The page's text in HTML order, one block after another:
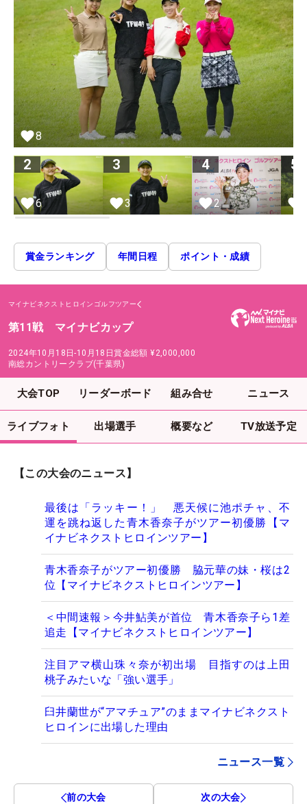
8
2
6
3
3
4
2
5
賞金ランキング 年間日程 ポイント・成績
マイナビネクストヒロインゴルフツアー
第11戦 マイナビカップ
2024年10月18日-10月18日賞金総額 ¥2,000,000
南総カントリークラブ(千葉県)
大会TOP リーダーボード 組み合せ ニュース
ライブフォト 出場選手 概要など TV放送予定
【この大会のニュース】
最後は「ラッキー！」 悪天候に池ポチャ、不
運を跳ね返した青木香奈子がツアー初優勝【マ
イナビネクストヒロインツアー】
青木香奈子がツアー初優勝 脇元華の妹・桜は2
位【マイナビネクストヒロインツアー】
＜中間速報＞今井鮎美が首位 青木香奈子ら1差
追走【マイナビネクストヒロインツアー】
注目アマ横山珠々奈が初出場 目指すのは上田
桃子みたいな「強い選手」
臼井蘭世が“アマチュア”のままマイナビネクスト
ヒロインに出場した理由
ニュース一覧
前の大会 次の大会